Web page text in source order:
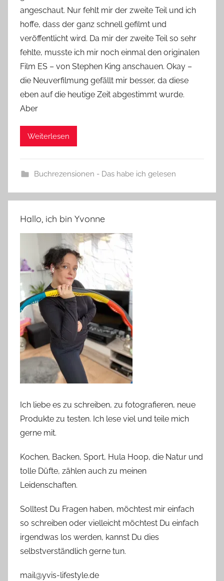
o
n
n
e
angeschaut. Nur fehlt mir der zweite Teil und ich
hoffe, dass der ganz schnell gefilmt und
veröffentlicht wird. Da mir der zweite Teil so sehr
fehlte, musste ich mir noch einmal den originalen
Film ES – von Stephen King anschauen. Okay –
die Neuverfilmung gefällt mir besser, da diese
eben auf die heutige Zeit abgestimmt wurde.
Aber
Weiterlesen
Buchrezensionen - Das habe ich gelesen
Hallo, ich bin Yvonne
Ich liebe es zu schreiben, zu fotografieren, neue
Produkte zu testen. Ich lese viel und teile mich
gerne mit.
Kochen, Backen, Sport, Hula Hoop, die Natur und
tolle Düfte, zählen auch zu meinen
Leidenschaften.
Solltest Du Fragen haben, möchtest mir einfach
so schreiben oder vielleicht möchtest Du einfach
irgendwas los werden, kannst Du dies
selbstverständlich gerne tun.
mail@yvis-lifestyle.de